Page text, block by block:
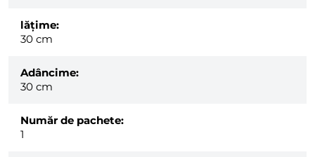
lăţime:
30 cm
Adâncime:
30 cm
Număr de pachete:
1